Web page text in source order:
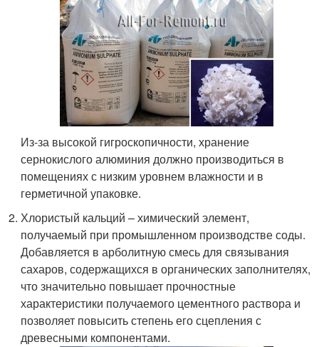
Из-за высокой гигроскопичности, хранение
сернокислого алюминия должно производиться в
помещениях с низким уровнем влажности и в
герметичной упаковке.
Хлористый кальций – химический элемент,
получаемый при промышленном производстве соды.
Добавляется в арболитную смесь для связывания
сахаров, содержащихся в органических заполнителях,
что значительно повышает прочностные
характеристики получаемого цементного раствора и
позволяет повысить степень его сцепления с
древесными компонентами.